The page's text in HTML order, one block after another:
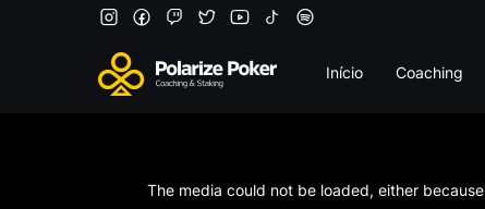
Início Coaching
The media could not be loaded, either